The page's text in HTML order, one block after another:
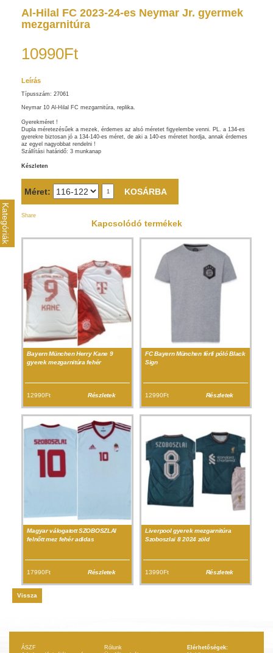
Kategóriák
Al-Hilal FC 2023-24-es Neymar Jr. gyermek
mezgarnitúra
10990Ft
Leírás
Típusszám: 27061
Neymar 10 Al-Hilal FC mezgarnitúra, replika.
Gyerekméret !
Dupla méretezésűek a mezek, érdemes az alsó méretet figyelembe venni. PL. a 134-es
gyerekre biztosan jó a 134-140-es méret, de aki a 140-es méretet hordja, annak érdemes
az egyel nagyobbat rendelni !
Szállítási határidő: 3 munkanap
Készleten
Méret:
Share
Kapcsolódó termékek
Bayern München Herry Kane 9
gyerek mezgarnitúra fehér
12990Ft Részletek
FC Bayern München férfi póló Black
Sign
12990Ft Részletek
Magyar válogatott SZOBOSZLAI
felnőtt mez fehér adidas
17990Ft Részletek
Liverpool gyerek mezgarnitúra
Szoboszlai 8 2024 zöld
13990Ft Részletek
Vissza
ÁSZF
Rólunk
Elérhetőségek: